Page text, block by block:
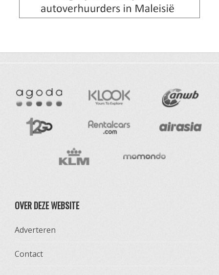
OVER DEZE WEBSITE
Adverteren
Contact